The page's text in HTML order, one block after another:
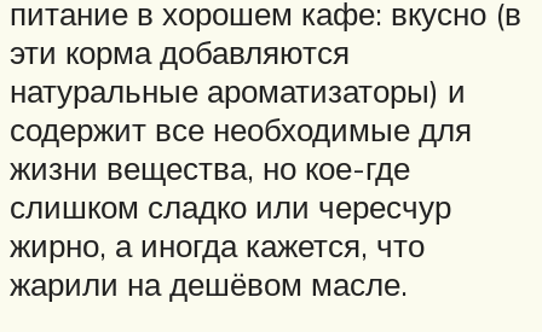
питание в хорошем кафе: вкусно (в
эти корма добавляются
натуральные ароматизаторы) и
содержит все необходимые для
жизни вещества, но кое-где
слишком сладко или чересчур
жирно, а иногда кажется, что
жарили на дешёвом масле.